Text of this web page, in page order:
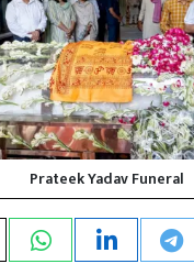
Prateek Yadav Funeral